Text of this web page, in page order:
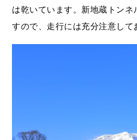
は乾いています。新地蔵トン
すので、走行には充分注意して